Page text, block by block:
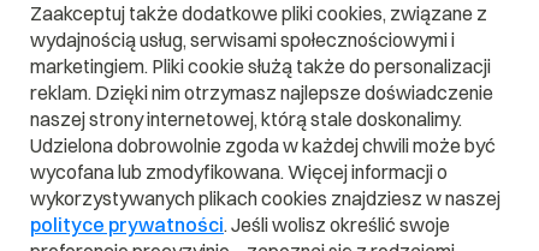
Jak dodać Google Analytics do
strony w _now?
Integracje
Jeśli chcesz dowiedzieć się skąd pochodzą Twoi klienci,
Zaakceptuj także dodatkowe pliki cookies, związane z
wydajnością usług, serwisami społecznościowymi i
marketingiem. Pliki cookie służą także do personalizacji
reklam. Dzięki nim otrzymasz najlepsze doświadczenie
naszej strony internetowej, którą stale doskonalimy.
Udzielona dobrowolnie zgoda w każdej chwili może być
wycofana lub zmodyfikowana. Więcej informacji o
wykorzystywanych plikach cookies znajdziesz w naszej
polityce prywatności. Jeśli wolisz określić swoje